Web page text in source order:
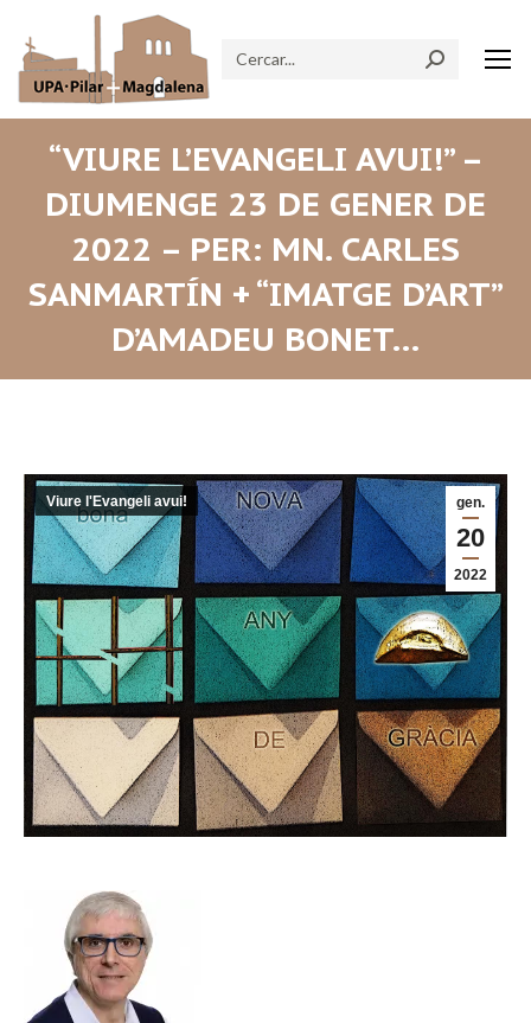
Search:
“VIURE L’EVANGELI AVUI!” –
DIUMENGE 23 DE GENER DE
2022 – PER: MN. CARLES
SANMARTÍN + “IMATGE D’ART”
D’AMADEU BONET…
gen.
20
2022
Viure l'Evangeli avui!